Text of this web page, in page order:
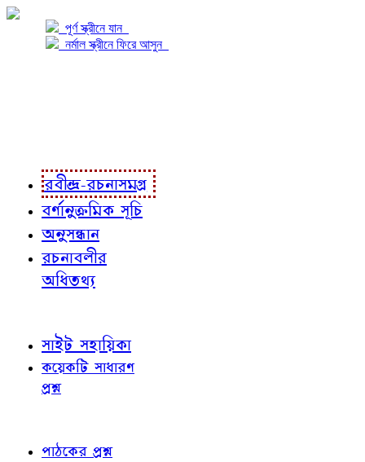
পূর্ণ স্ক্রীনে যান
নর্মাল স্ক্রীনে ফিরে আসুন
রবীন্দ্র-রচনাসমগ্র
বর্ণানুক্রমিক সূচি
অনুসন্ধান
রচনাবলীর
অধিতথ্য
সাইট সহায়িকা
কয়েকটি সাধারণ
প্রশ্ন
পাঠকের প্রশ্ন